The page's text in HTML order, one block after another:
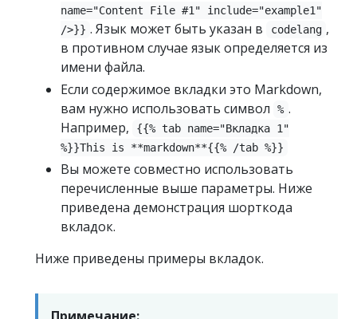
name="Content File #1" include="example1"
/>}} . Язык может быть указан в codelang ,
в противном случае язык определяется из
имени файла.
Если содержимое вкладки это Markdown,
вам нужно использовать символ
% .
Например,
{{% tab name="Вкладка 1"
%}}This is **markdown**{{% /tab %}}
Вы можете совместно использовать
перечисленные выше параметры. Ниже
приведена демонстрация шорткода
вкладок.
Ниже приведены примеры вкладок.